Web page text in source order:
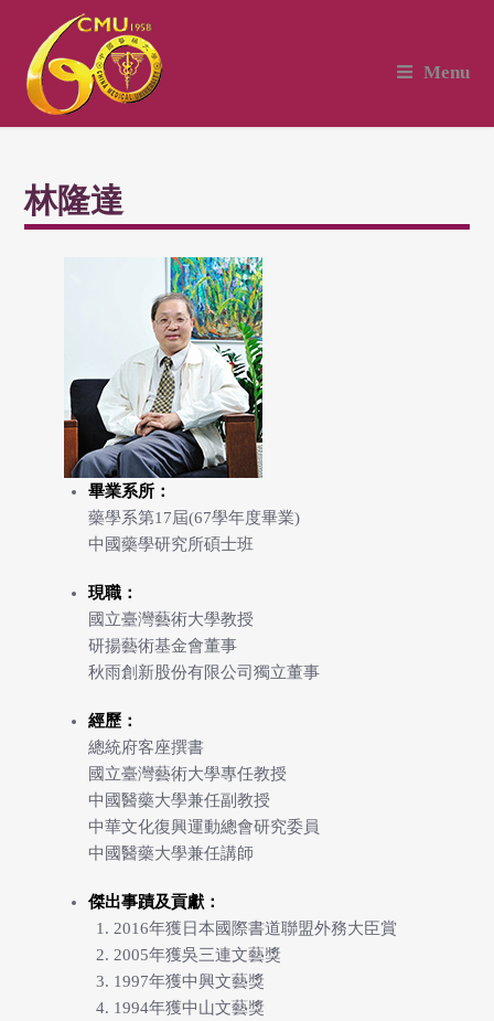
Menu
林隆達
畢業系所：
藥學系第17屆(67學年度畢業)
中國藥學研究所碩士班
現職：
國立臺灣藝術大學教授
研揚藝術基金會董事
秋雨創新股份有限公司獨立董事
經歷：
總統府客座撰書
國立臺灣藝術大學專任教授
中國醫藥大學兼任副教授
中華文化復興運動總會研究委員
中國醫藥大學兼任講師
傑出事蹟及貢獻：
2016年獲日本國際書道聯盟外務大臣賞
2005年獲吳三連文藝獎
1997年獲中興文藝獎
1994年獲中山文藝獎